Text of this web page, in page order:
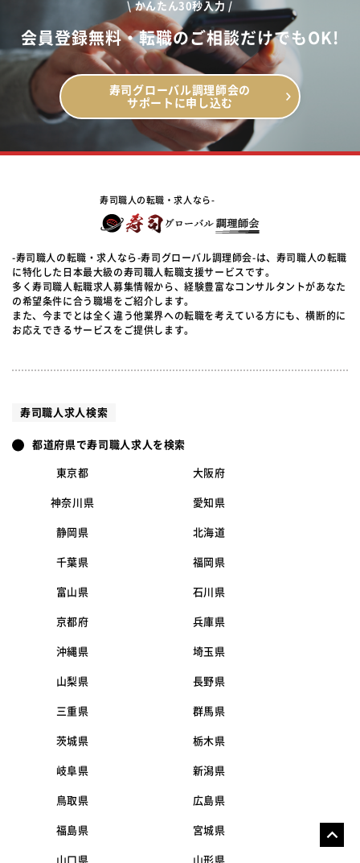
\ かんたん30秒入力 /
会員登録無料・転職のご相談だけでもOK!
寿司グローバル調理師会の
サポートに申し込む
寿司職人の転職・求人なら-
-寿司職人の転職・求人なら-寿司グローバル調理師会-は、寿司職人の転職
に特化した日本最大級の寿司職人転職支援サービスです。
多く寿司職人転職求人募集情報から、経験豊富なコンサルタントがあなた
の希望条件に合う職場をご紹介します。
また、今までとは全く違う他業界への転職を考えている方にも、横断的に
お応えできるサービスをご提供します。
寿司職人求人検索
都道府県で寿司職人求人を検索
東京都 大阪府
神奈川県 愛知県
静岡県 北海道
千葉県 福岡県
富山県 石川県
京都府 兵庫県
沖縄県 埼玉県
山梨県 長野県
三重県 群馬県
茨城県 栃木県
岐阜県 新潟県
鳥取県 広島県
福島県 宮城県
山口県 山形県